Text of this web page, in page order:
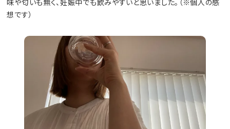
味や匂いも無く、妊娠中でも飲みやすいと思いました。（※個人の感
想です）